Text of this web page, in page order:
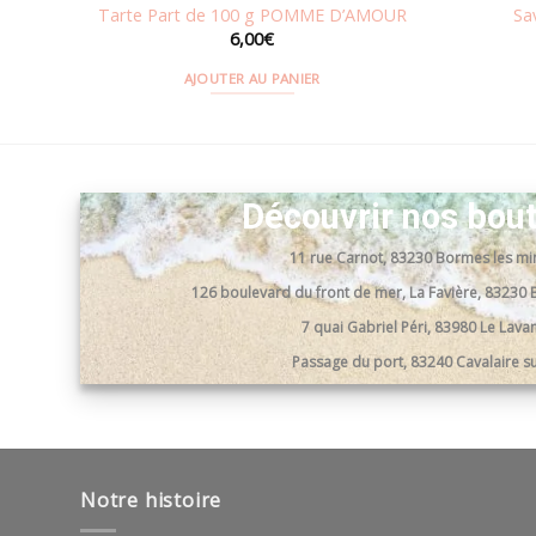
Tarte Part de 100 g POMME D’AMOUR
6,00€
AJOUTER AU PANIER
Découvrir nos
11 rue Carnot, 83230 Bormes les
126 boulevard du front de mer, La Favière, 83230
7 quai Gabriel Péri, 83980 Le
Passage du port, 83240 Cavalaire
Notre histoire